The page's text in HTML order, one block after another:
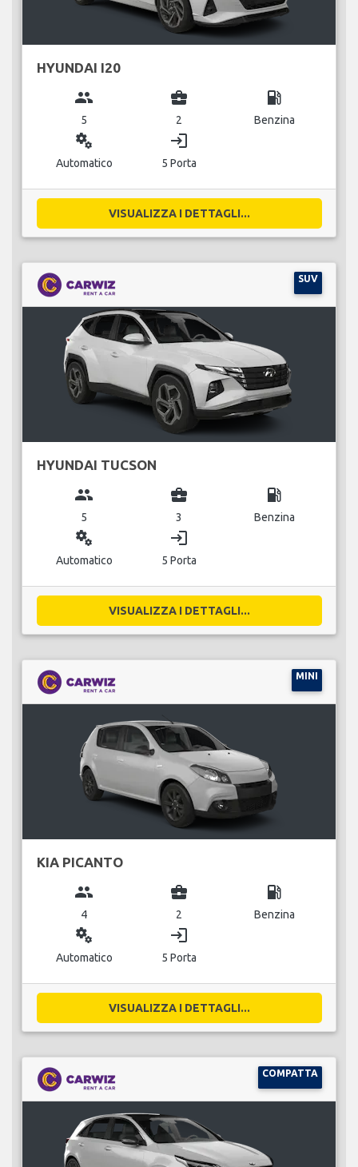
HYUNDAI I20
group
5
business_center
2
local_gas_station
Benzina
miscellaneous_services
Automatico
login
5 Porta
VISUALIZZA I DETTAGLI...
SUV
HYUNDAI TUCSON
group
5
business_center
3
local_gas_station
Benzina
miscellaneous_services
Automatico
login
5 Porta
VISUALIZZA I DETTAGLI...
MINI
KIA PICANTO
group
4
business_center
2
local_gas_station
Benzina
miscellaneous_services
Automatico
login
5 Porta
VISUALIZZA I DETTAGLI...
COMPATTA